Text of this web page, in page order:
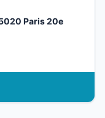
Paris 20e